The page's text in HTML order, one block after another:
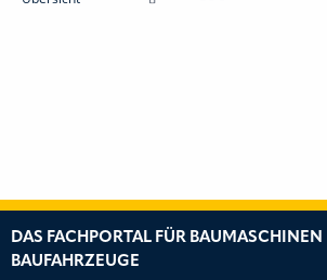
DAS FACHPORTAL FÜR BAUMASCHINEN
BAUFAHRZEUGE